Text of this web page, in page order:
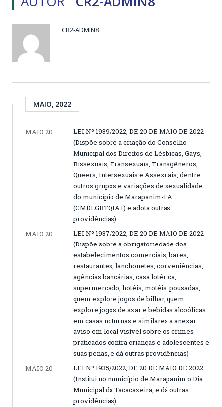
CR2-ADMIN8
MAIO, 2022
MAIO 20
LEI Nº 1939/2022, DE 20 DE MAIO DE 2022
(Dispõe sobre a criação do Conselho
Municipal dos Direitos de Lésbicas, Gays,
Bissexuais, Transexuais, Transgêneros,
Queers, Intersexuais e Assexuais, dentre
outros grupos e variações de sexualidade
do município de Marapanim-PA
(CMDLGBTQIA+) e adota outras
providências)
MAIO 20
LEI Nº 1937/2022, DE 20 DE MAIO DE 2022
(Dispõe sobre a obrigatoriedade dos
estabelecimentos comerciais, bares,
restaurantes, lanchonetes, conveniências,
agências bancárias, casa lotérica,
supermercado, hotéis, motéis, pousadas,
quem explore jogos de bilhar, quem
explore jogos de azar e bebidas alcoólicas
em casas noturnas e similares a anexar
aviso em local visível sobre os crimes
praticados contra crianças e adolescentes e
suas penas, e dá outras providências)
MAIO 20
LEI Nº 1935/2022, DE 20 DE MAIO DE 2022
(Institui no município de Marapanim o Dia
Municipal da Tacacazeira, e dá outras
providências)